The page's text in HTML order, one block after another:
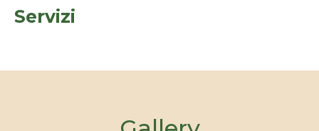
Servizi